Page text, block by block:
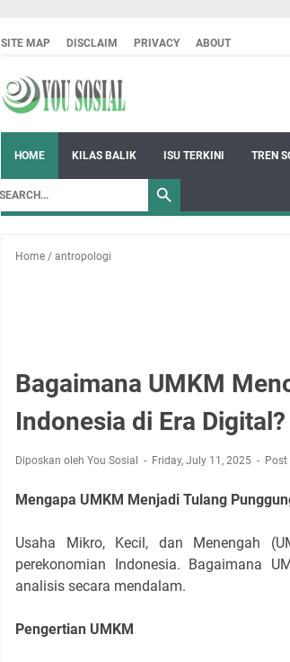
SITE MAP DISCLAIM PRIVACY ABOUT
HOME KILAS BALIK ISU TERKINI TREN
Home / antropologi
Bagaimana UMKM
Indonesia di Era Digital?
Diposkan oleh You Sosial Friday, July 11, 2025
Mengapa UMKM Menjadi Tulang
Usaha Mikro, Kecil, dan Menengah
perekonomian Indonesia. Bagaimana
analisis secara mendalam.
Pengertian UMKM